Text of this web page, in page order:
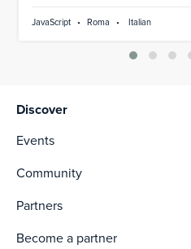
JavaScript • Roma • Italian
Discover
Events
Community
Partners
Become a partner